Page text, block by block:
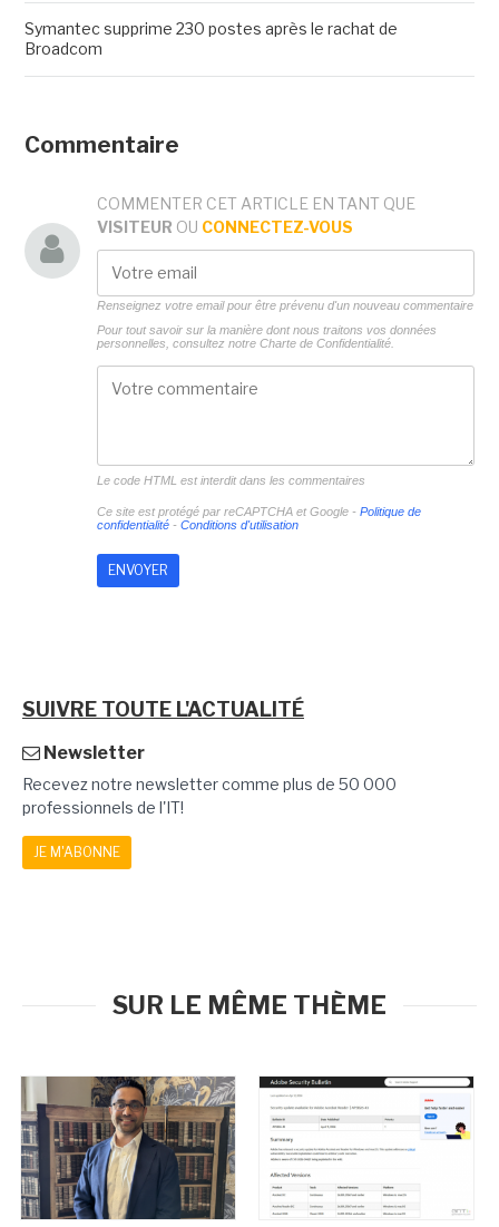
Symantec supprime 230 postes après le rachat de
Broadcom
Commentaire
COMMENTER CET ARTICLE EN TANT QUE
VISITEUR OU CONNECTEZ-VOUS
Renseignez votre email pour être prévenu d'un nouveau commentaire
Pour tout savoir sur la manière dont nous traitons vos données
personnelles, consultez notre Charte de Confidentialité.
Le code HTML est interdit dans les commentaires
Ce site est protégé par reCAPTCHA et Google - Politique de
confidentialité- Conditions d'utilisation
SUIVRE TOUTE L'ACTUALITÉ
Newsletter
Recevez notre newsletter comme plus de 50 000
professionnels de l'IT!
JE M'ABONNE
SUR LE MÊME THÈME